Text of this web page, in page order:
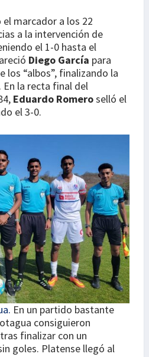
marcador a los 22
a la intervención de
el 1-0 hasta el
Diego García para
los “albos”, finalizando la
la recta final del
Eduardo Romeroselló el
el 3-0.
En un partido bastante
consiguieron
finalizar con un
goles. Platense llegó al